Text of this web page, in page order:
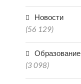
Новости
(56 129)
Образование
(3 098)